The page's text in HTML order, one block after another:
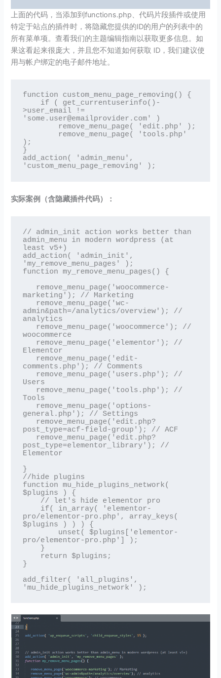
上面的代码，当添加到functions.php、代码片段插件或使用
特定于站点的插件时，将隐藏您提供的ID的用户的列表中的
所有菜单项。查看我们的主题编辑指南以获取更多信息。如
果这看起来很庞大，并且您不知道如何获取 ID，我们建议使
用与帐户绑定的电子邮件地址。
function custom_menu_page_removing() {
>user_email !=
'some.user@emailprovider.com' )
);
}
add_action( 'admin_menu',
'custom_menu_page_removing' );
实际案例（含隐藏插件代码）：
// admin_init action works better than
admin_menu in modern wordpress (at
least v5+)
add_action( 'admin_init',
'my_remove_menu_pages' );
function my_remove_menu_pages() {
marketing'); // Marketing
admin&path=/analytics/overview'); //
analytics
woocommerce
Elementor
comments.php'); // Comments
Users
Tools
general.php'); // Settings
post_type=acf-field-group'); // ACF
post_type=elementor_library'); //
Elementor
}
//hide plugins
function mu_hide_plugins_network(
$plugins ) {
pro/elementor-pro.php', array_keys(
$plugins ) ) ) {
pro/elementor-pro.php'] );
}
add_filter( 'all_plugins',
'mu_hide_plugins_network' );